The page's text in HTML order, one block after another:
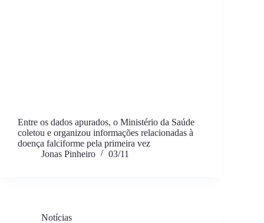
Entre os dados apurados, o Ministério da Saúde
coletou e organizou informações relacionadas à
doença falciforme pela primeira vez
Jonas Pinheiro
03/11
Notícias